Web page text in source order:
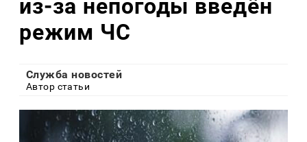
из-за непогоды введён
режим ЧС
Служба новостей
Автор статьи